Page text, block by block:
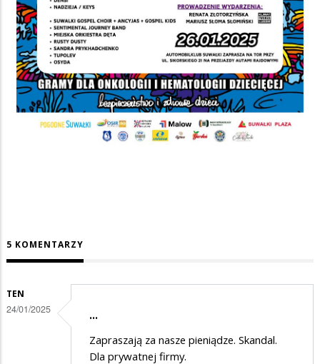
5 KOMENTARZY
TEN
24/01/2025 ...
Zapraszają za nasze pieniądze. Skandal.
Dla prywatnej firmy.